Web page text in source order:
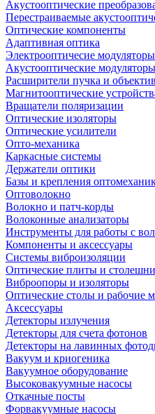
Акустооптические
Перестраиваемые
Оптические компоненты
Адаптивная оптика
Электрооптичесие модуляторы
Акустооптические модуляторы
Расширители пучка и
Магнитооптические
Вращатели поляризации
Оптические изоляторы
Оптические усилители
Опто-механика
Каркасные системы
Держатели оптики
Базы и крепления
Оптоволокно
Волокно и патч-корды
Волоконные анализаторы
Инструменты для работы с
Компоненты и аксессуары
Системы виброизоляции
Оптические плиты и
Виброопоры и изоляторы
Оптические столы и рабочие
Аксессуары
Детекторы излучения
Детекторы для счета фотонов
Детекторы на лавинных
Вакуум и криогеника
Вакуумное оборудование
Высоковакуумные насосы
Откачные посты
Форвакуумные насосы